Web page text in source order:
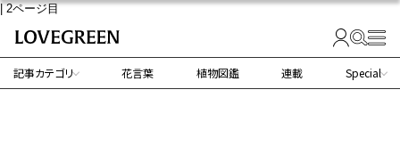
| 2ページ目
記事カテゴリ 花言葉 植物図鑑 連載 Special